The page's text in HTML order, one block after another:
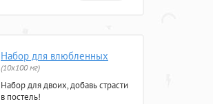
Набор для влюбленных
(10х100 мг)
Набор для двоих, добавь страсти
в постель!